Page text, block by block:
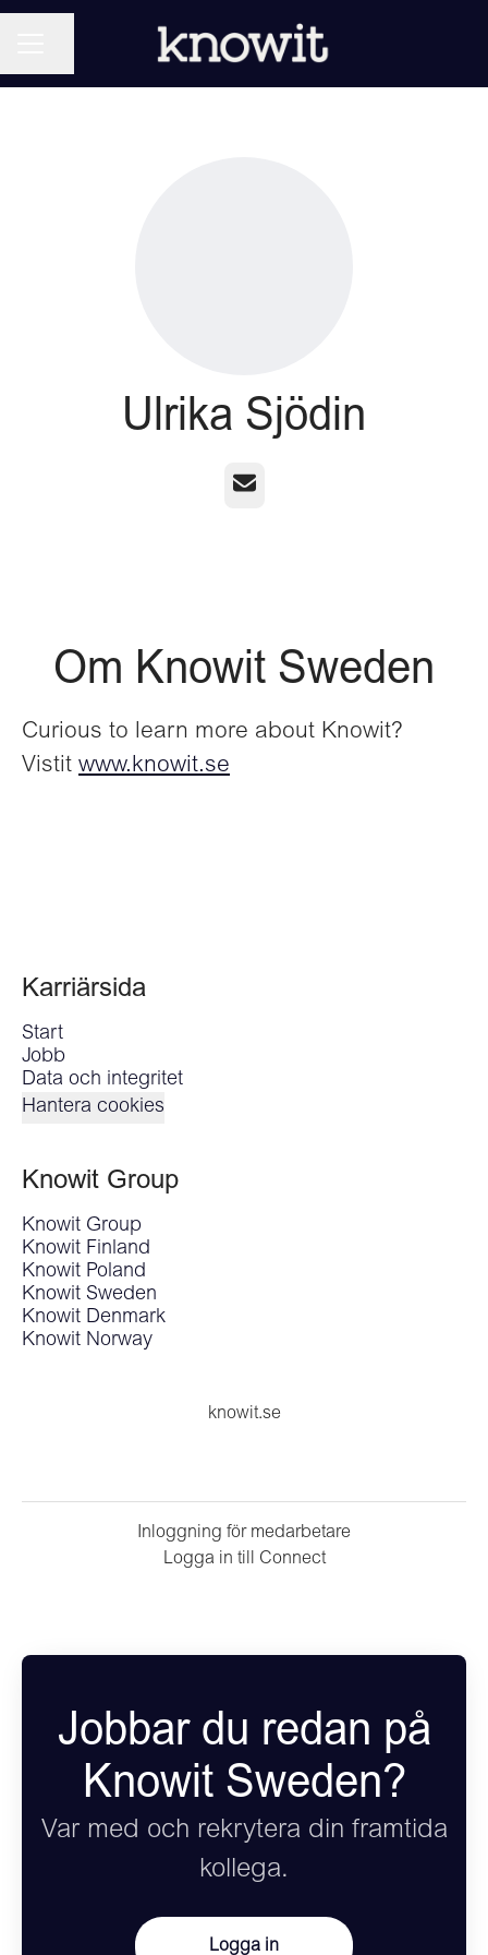
Ulrika Sjödin
E-post
Om Knowit Sweden
Curious to learn more about Knowit?
Vistit www.knowit.se
Karriärsida
Start
Jobb
Data och integritet
Hantera cookies
Knowit Group
Knowit Group
Knowit Finland
Knowit Poland
Knowit Sweden
Knowit Denmark
Knowit Norway
knowit.se
Inloggning för medarbetare
Logga in till Connect
Jobbar du redan på
Knowit Sweden?
Var med och rekrytera din framtida
kollega.
Logga in